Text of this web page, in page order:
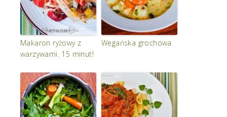
Makaron ryżowy z
warzywami. 15 minut!
Wegańska grochowa